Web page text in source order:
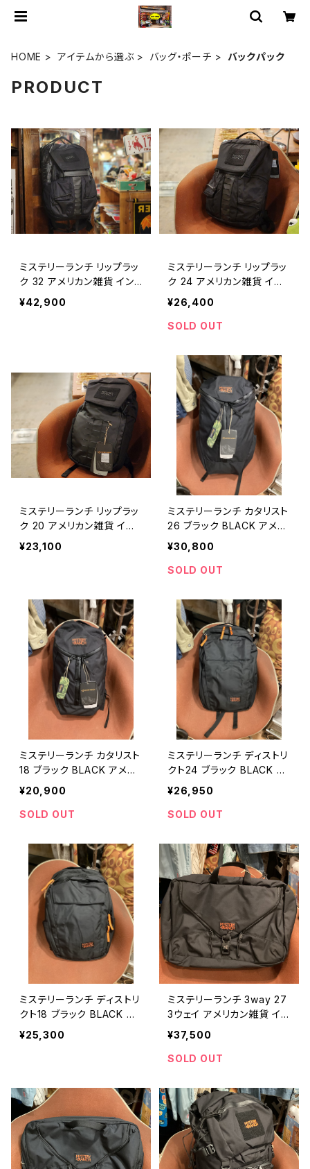
HOME アイテムから選ぶ バッグ・ポーチ バックパック
PRODUCT
ミステリーランチ リップラッ
ク 32 アメリカン雑貨 イン
テリア / MYSTERY RANC
H RIP RUCK 32 backpac
¥42,900
ミステリーランチ リップラッ
ク 24 アメリカン雑貨 イン
テリア / MYSTERY RANC
H RIP RUCK 24 backpac
k outdoor travel gear ru
¥26,400
SOLD OUT
ミステリーランチ リップラッ
ク 20 アメリカン雑貨 イン
テリア / MYSTERY RANC
H RIP RUCK 20 backpac
¥23,100
ミステリーランチ カタリスト
26 ブラック BLACK アメリ
カン雑貨 インテリア / MYS
TERY RANCH backpack
outdoor travel gear ruc
¥30,800
SOLD OUT
ミステリーランチ カタリスト
18 ブラック BLACK アメリ
カン雑貨 インテリア / MYS
TERY RANCH backpack
outdoor travel gear ruc
¥20,900
SOLD OUT
ミステリーランチ ディストリ
クト24 ブラック BLACK ア
メリカン雑貨 インテリア /
MYSTERY RANCH back
pack outdoor travel ge
¥26,950
SOLD OUT
ミステリーランチ ディストリ
クト18 ブラック BLACK ア
メリカン雑貨 インテリア /
MYSTERY RANCH back
¥25,300
ミステリーランチ 3way 27
3ウェイ アメリカン雑貨 イン
テリア / MYSTERY RANC
H backpack outdoor tra
vel gear rucksack 【O00
¥37,500
SOLD OUT